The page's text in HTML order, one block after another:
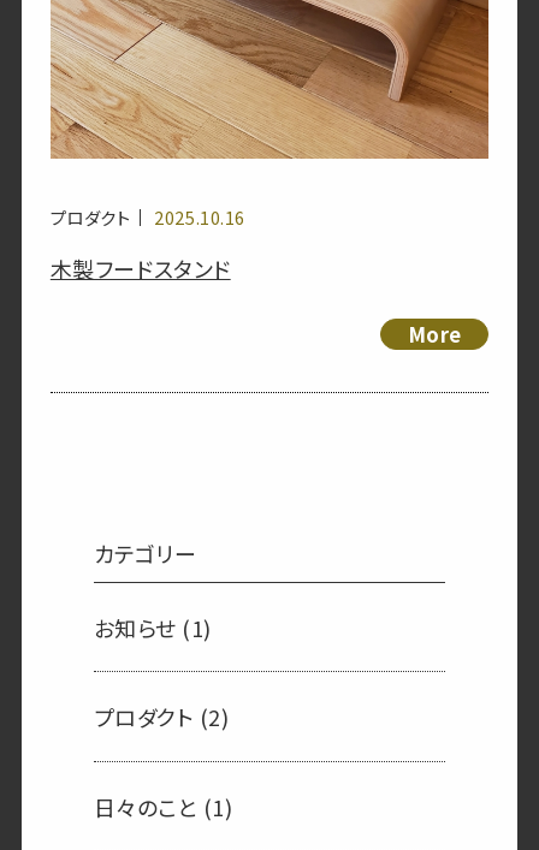
プロダクト 2025.10.16
木製フードスタンド
More
カテゴリー
お知らせ (1)
プロダクト (2)
日々のこと (1)